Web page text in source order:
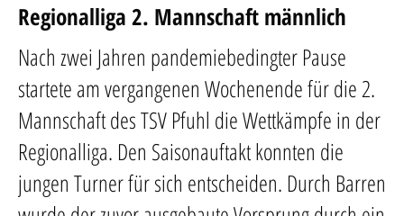
Regionalliga 2. Mannschaft männlich
Nach zwei Jahren pandemiebedingter Pause
startete am vergangenen Wochenende für die 2.
Mannschaft des TSV Pfuhl die Wettkämpfe in der
Regionalliga. Den Saisonauftakt konnten die
jungen Turner für sich entscheiden. Durch Barren